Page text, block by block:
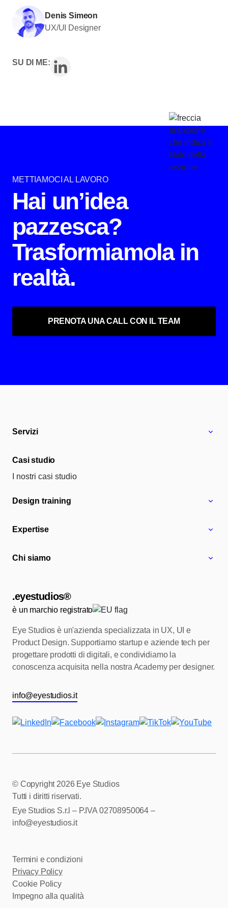
Denis Simeon
UX/UI Designer
SU DI ME:
METTIAMOCI AL LAVORO
Hai un’idea
pazzesca?
Trasformiamola in
realtà.
PRENOTA UNA CALL CON IL TEAM
Servizi
Casi studio
I nostri casi studio
Design training
Expertise
Chi siamo
.eyestudios®
è un marchio registrato
Eye Studios è un'azienda specializzata in UX, UI e
Product Design. Supportiamo startup e aziende tech per
progettare prodotti di digitali, e condividiamola
conoscenza acquisita nella nostra Academy per designer.
info@eyestudios.it
© Copyright 2026 Eye Studios
Tutti i diritti riservati.
Eye Studios S.r.l – P.IVA 02708950064 –
info@eyestudios.it
Termini e condizioni
Privacy Policy
Cookie Policy
Impegno alla qualità